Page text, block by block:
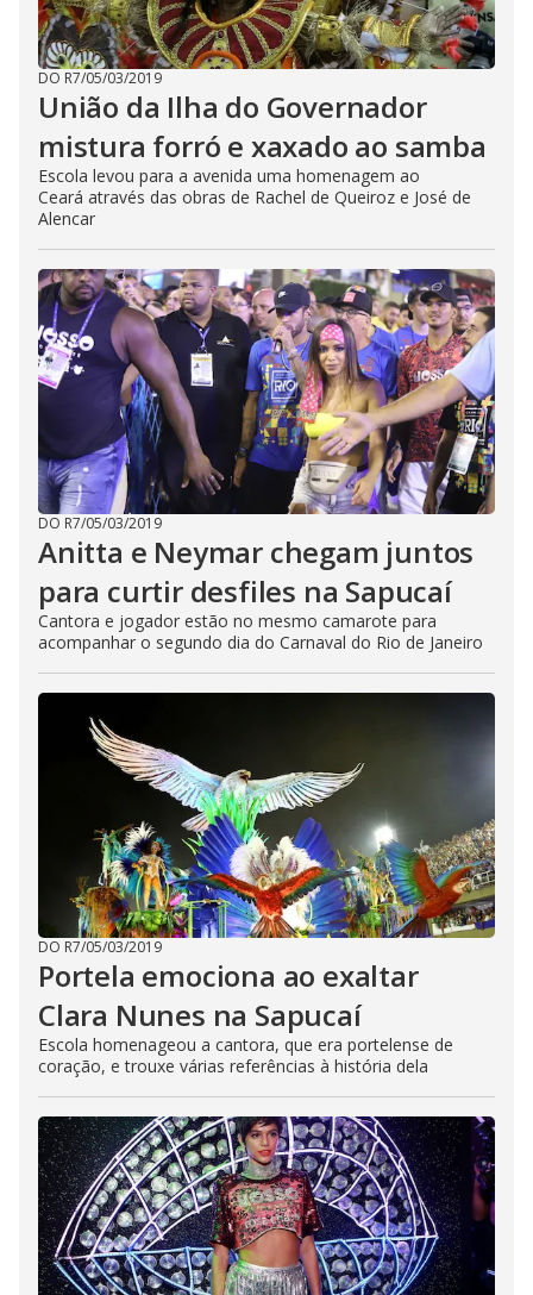
DO R7/05/03/2019
União da Ilha do Governador
mistura forró e xaxado ao samba
Escola levou para a avenida uma homenagem ao
Ceará através das obras de Rachel de Queiroz e José de
Alencar
DO R7/05/03/2019
Anitta e Neymar chegam juntos
para curtir desfiles na Sapucaí
Cantora e jogador estão no mesmo camarote para
acompanhar o segundo dia do Carnaval do Rio de Janeiro
DO R7/05/03/2019
Portela emociona ao exaltar
Clara Nunes na Sapucaí
Escola homenageou a cantora, que era portelense de
coração, e trouxe várias referências à história dela